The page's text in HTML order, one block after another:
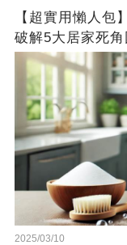
【超實用懶人包
破解5大居家死角
2025/03/10